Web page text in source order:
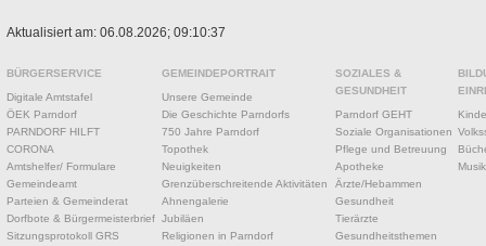
Aktualisiert am: 06.08.2026; 09:10:37
BÜRGERSERVICE
Digitale Amtstafel
ÖEK Parndorf
PARNDORF HILFT
CORONA
Amtshelfer/ Formulare
Gemeindeamt
Parteien & Gemeinderat
Dorfbote & Bürgermeisterbrief
Sitzungsprotokoll GRS
GEMEINDEPORTRAIT
Unsere Gemeinde
Die Geschichte Parndorfs
750 Jahre Parndorf
Topothek
Neuigkeiten
Grenzüberschreitende Aktivitäten
Ahnengalerie
Jubiläen
Religionen in Parndorf
SOZIALES &
GESUNDHEIT
Parndorf GEHT
Soziale Organisationen
Pflege und Betreuung
Apotheke
Ärzte/Hebammen
Gesundheit
Tierärzte
Gesundheitsthemen